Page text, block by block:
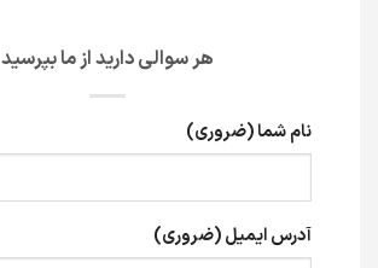
هر سوالی دارید از ما بپرسید
نام شما (ضروری)
آدرس ایمیل (ضروری)